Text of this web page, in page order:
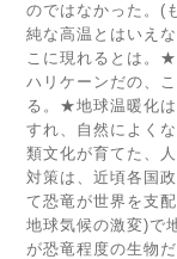
のではなかった。(
純な高温とはいえ
こに現れるとは。
ハリケーンだの、
る。★地球温暖化
すれ、自然によく
類文化が育てた、
対策は、近頃各国
て恐竜が世界を支
地球気候の激変)で
が恐竜程度の生物だ